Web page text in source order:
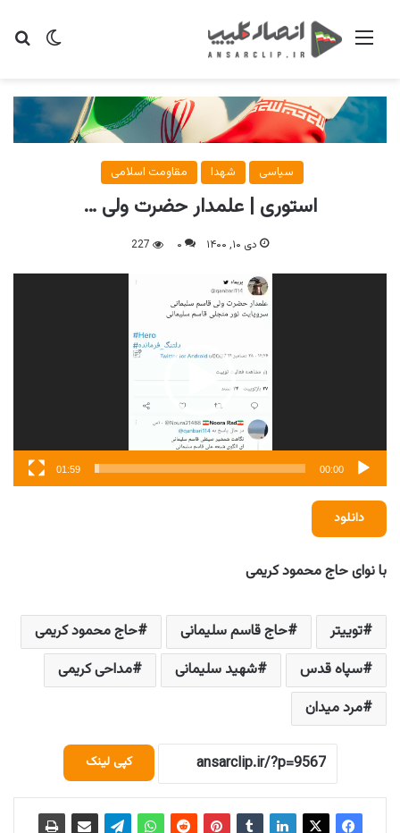
تغییر منو
سیاسی شهدا مقاومت اسلامی
استوری | علمدار حضرت ولی …
دی ۱۰, ۱۴۰۰ ۰ 227
نمایشگر
00:00
01:59
دانلود
با نوای حاج محمود کریمی
توییتر حاج قاسم سلیمانی
حاج محمود کریمی
سپاه قدس
شهید سلیمانی
مداحی کریمی
مرد میدان
کپی لینک